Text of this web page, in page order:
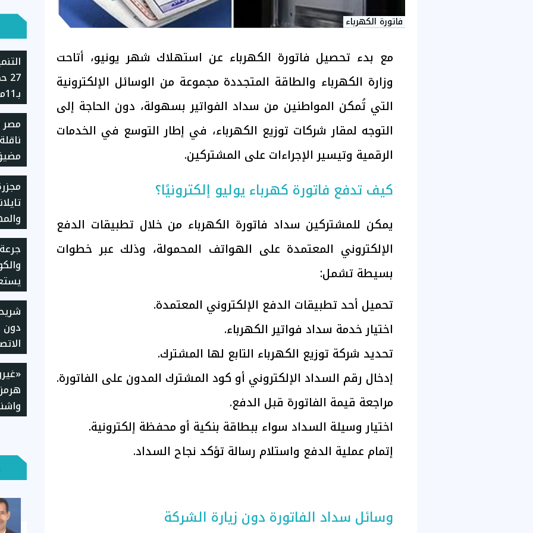
فاتورة الكهرباء
مع بدء تحصيل فاتورة الكهرباء عن استهلاك شهر يونيو، أتاحت
وزارة الكهرباء والطاقة المتجددة مجموعة من الوسائل الإلكترونية
التي تُمكن المواطنين من سداد الفواتير بسهولة، دون الحاجة إلى
التوجه لمقار شركات توزيع الكهرباء، في إطار التوسع في الخدمات
الرقمية وتيسير الإجراءات على المشتركين.
كيف تدفع فاتورة كهرباء يوليو إلكترونيًا؟
يمكن للمشتركين سداد فاتورة الكهرباء من خلال تطبيقات الدفع
الإلكتروني المعتمدة على الهواتف المحمولة، وذلك عبر خطوات
بسيطة تشمل:
تحميل أحد تطبيقات الدفع الإلكتروني المعتمدة.
اختيار خدمة سداد فواتير الكهرباء.
تحديد شركة توزيع الكهرباء التابع لها المشترك.
إدخال رقم السداد الإلكتروني أو كود المشترك المدون على الفاتورة.
مراجعة قيمة الفاتورة قبل الدفع.
اختيار وسيلة السداد سواء ببطاقة بنكية أو محفظة إلكترونية.
إتمام عملية الدفع واستلام رسالة تؤكد نجاح السداد.
وسائل سداد الفاتورة دون زيارة الشركة
عمر
دون